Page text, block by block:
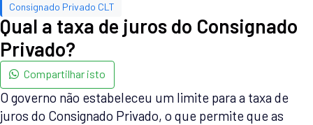
Consignado Privado CLT
Qual a taxa de juros do Consignado
Privado?
Compartilhar isto
O governo não estabeleceu um limite para a taxa de
juros do Consignado Privado, o que permite que as